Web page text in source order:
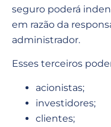
seguro poderá
em razão da
administrador.
Esses terceiros
acionistas;
investidores;
clientes;